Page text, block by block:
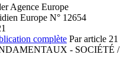
Europe N° 12654
complète Par article 21
- SOCIÉTÉ /